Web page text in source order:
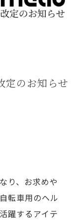
のお知らせ
り、お求めや
転車用のヘル
躍するアイテ